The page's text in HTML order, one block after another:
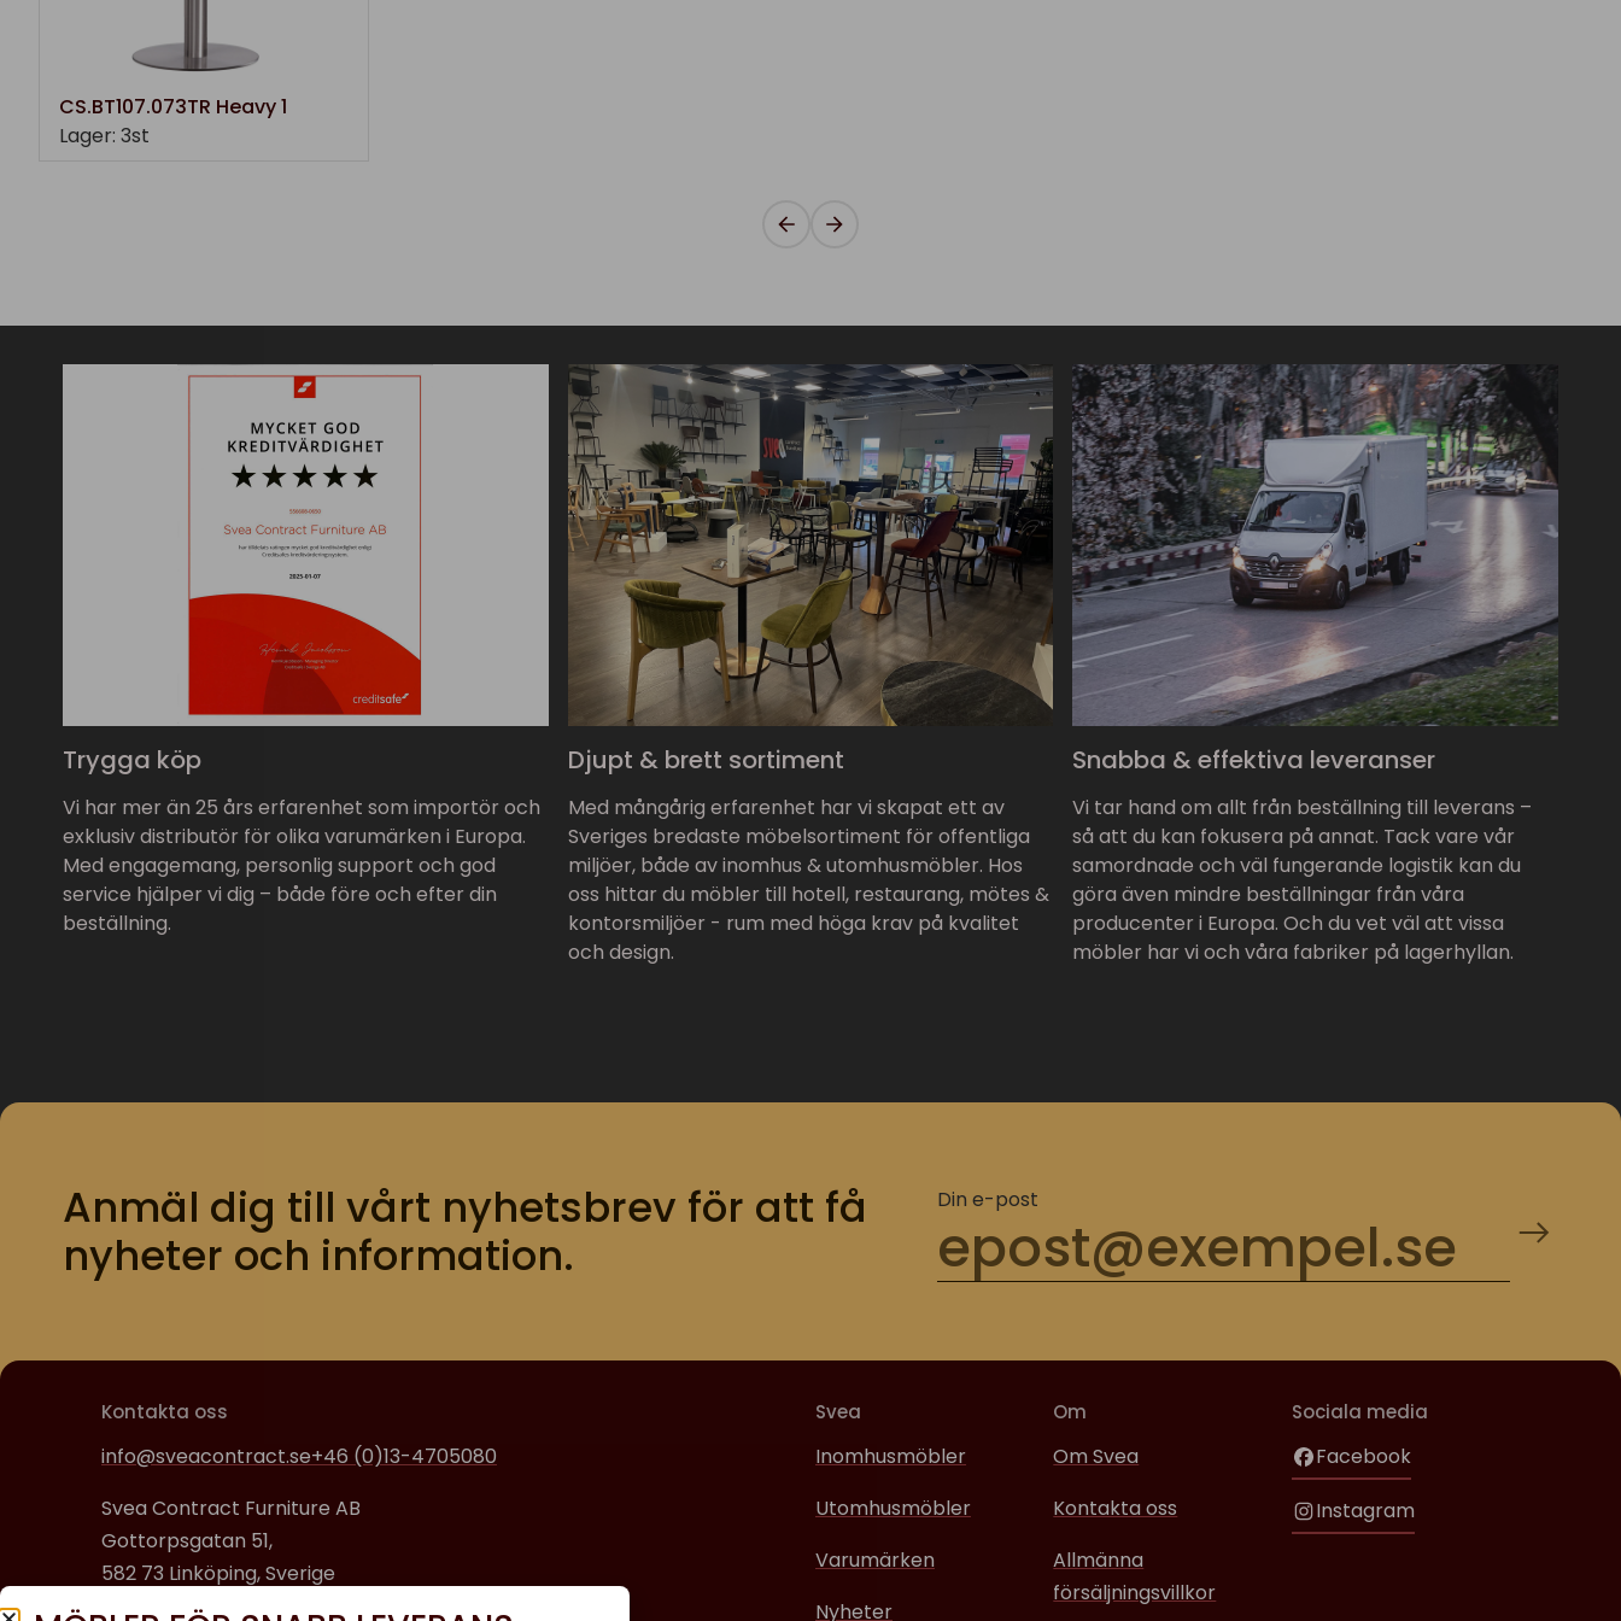
CS.BT107.073TR Heavy 1
Lager: 3st
Trygga köp
Vi har mer än 25 års erfarenhet som importör och
exklusiv distributör för olika varumärken i Europa.
Med engagemang, personlig support och god
service hjälper vi dig – både före och efter din
beställning.
Djupt & brett sortiment
Med mångårig erfarenhet har vi skapat ett av
Sveriges bredaste möbelsortiment för offentliga
miljöer, både av inomhus & utomhusmöbler. Hos
oss hittar du möbler till hotell, restaurang, mötes &
kontorsmiljöer - rum med höga krav på kvalitet
och design.
Snabba & effektiva leveranser
Vi tar hand om allt från beställning till leverans –
så att du kan fokusera på annat. Tack vare vår
samordnade och väl fungerande logistik kan du
göra även mindre beställningar från våra
producenter i Europa. Och du vet väl att vissa
möbler har vi och våra fabriker på lagerhyllan.
Anmäl dig till vårt nyhetsbrev för att få
nyheter och information.
Din e-post
Kontakta oss
info@sveacontract.se+46 (0)13-4705080
Svea Contract Furniture AB
Gottorpsgatan 51,
582 73 Linköping, Sverige
Svea
Inomhusmöbler
Utomhusmöbler
Varumärken
Nyheter
Om
Om Svea
Kontakta oss
Allmänna
försäljningsvillkor
Sociala media
Facebook
Instagram